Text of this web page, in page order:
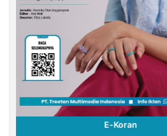
E-Koran